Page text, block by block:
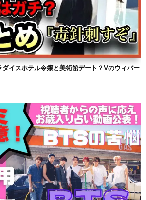
ダイスホテル令嬢と美術館デート？Vのウィバー